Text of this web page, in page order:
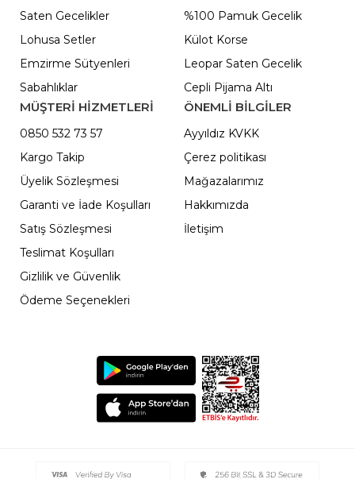
Saten Gecelikler
Lohusa Setler
Emzirme Sütyenleri
Sabahlıklar
%100 Pamuk Gecelik
Külot Korse
Leopar Saten Gecelik
Cepli Pijama Altı
MÜŞTERİ HİZMETLERİ
0850 532 73 57
Kargo Takip
Üyelik Sözleşmesi
Garanti ve İade Koşulları
Satış Sözleşmesi
Teslimat Koşulları
Gizlilik ve Güvenlik
Ödeme Seçenekleri
ÖNEMLI BILGILER
Ayyıldız KVKK
Çerez politikası
Mağazalarımız
Hakkımızda
İletişim